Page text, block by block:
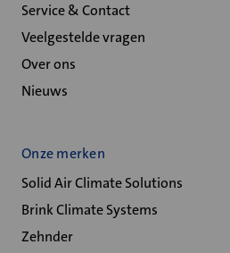
Service & Contact
Veelgestelde vragen
Over ons
Nieuws
Onze merken
Solid Air Climate Solutions
Brink Climate Systems
Zehnder